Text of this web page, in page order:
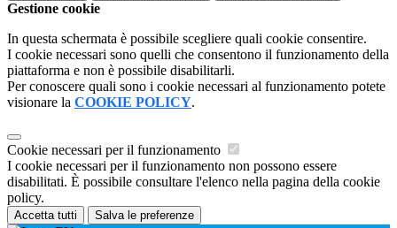
Gestione cookie
In questa schermata è possibile scegliere quali cookie consentire.
I cookie necessari sono quelli che consentono il funzionamento della
piattaforma e non è possibile disabilitarli.
Per conoscere quali sono i cookie necessari al funzionamento potete
visionare la COOKIE POLICY.
Cookie necessari per il funzionamento
I cookie necessari per il funzionamento non possono essere
disabilitati. È possibile consultare l'elenco nella pagina della cookie
policy.
Accetta tutti Salva le preferenze